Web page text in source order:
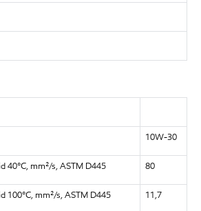
10W-30
40°C, mm²/s, ASTM D445 80
100°C, mm²/s, ASTM D445 11,7